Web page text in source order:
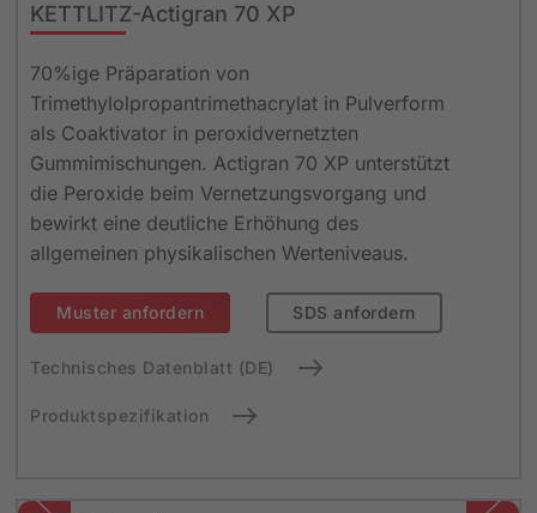
KETTLITZ-Actigran 70 XP
70%ige Präparation von
Trimethylolpropantrimethacrylat in Pulverform
als Coaktivator in peroxidvernetzten
Gummimischungen. Actigran 70 XP unterstützt
die Peroxide beim Vernetzungsvorgang und
bewirkt eine deutliche Erhöhung des
allgemeinen physikalischen Werteniveaus.
Muster anfordern SDS anfordern
Technisches Datenblatt (DE)
Produktspezifikation